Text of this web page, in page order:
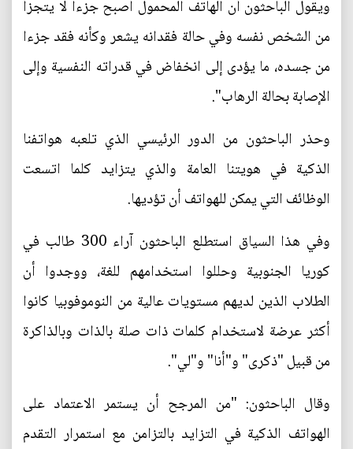
ويقول الباحثون أن الهاتف المحمول أصبح جزءا لا يتجزأ
من الشخص نفسه وفي حالة فقدانه يشعر وكأنه فقد جزءا
من جسده، ما يؤدى إلى انخفاض في قدراته النفسية وإلى
الإصابة بحالة الرهاب".
وحذر الباحثون من الدور الرئيسي الذي تلعبه هواتفنا
الذكية في هويتنا العامة والذي يتزايد كلما اتسعت
الوظائف التي يمكن للهواتف أن تؤديها.
وفي هذا السياق استطلع الباحثون آراء 300 طالب في
كوريا الجنوبية وحللوا استخدامهم للغة، ووجدوا أن
الطلاب الذين لديهم مستويات عالية من النوموفوبيا كانوا
أكثر عرضة لاستخدام كلمات ذات صلة بالذات وبالذاكرة
من قبيل "ذكرى" و"أنا" و"لي".
وقال الباحثون: "من المرجح أن يستمر الاعتماد على
الهواتف الذكية في التزايد بالتزامن مع استمرار التقدم